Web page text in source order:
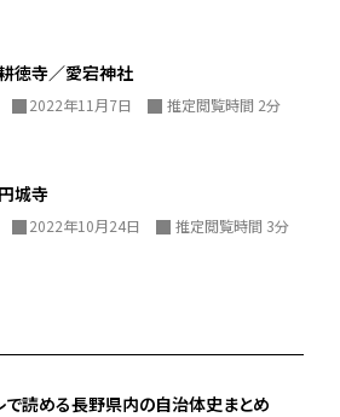
徳寺／愛宕神社
2022年11月7日 推定閲覧時間 2分
城寺
2022年10月24日 推定閲覧時間 3分
で読める長野県内の自治体史まとめ